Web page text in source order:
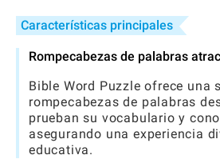
Características principales
Rompecabezas de palabras
Bible Word Puzzle ofrece una
rompecabezas de palabras
prueban su vocabulario y
asegurando una experiencia
educativa.